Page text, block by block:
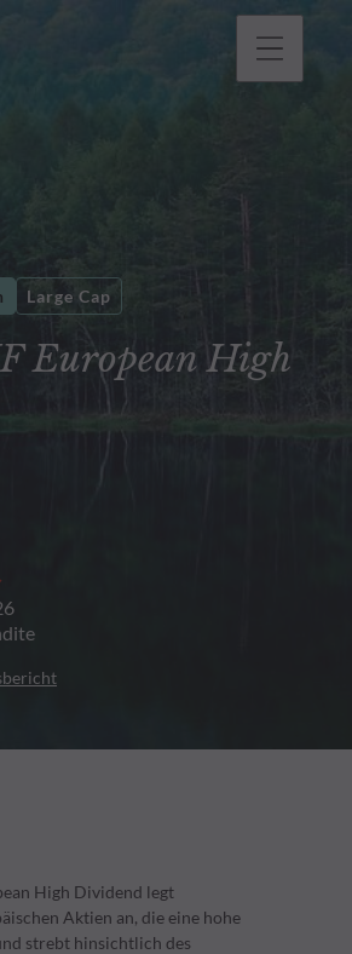
European High
Large Cap
High Dividend legt
Aktien an, die eine hohe
strebt hinsichtlich des